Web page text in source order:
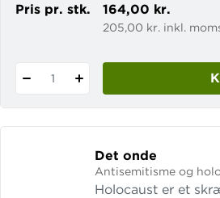
Pris pr. stk. 164,00 kr.
205,00 kr. inkl.
1
Det onde
Antisemitisme og
Holocaust er et